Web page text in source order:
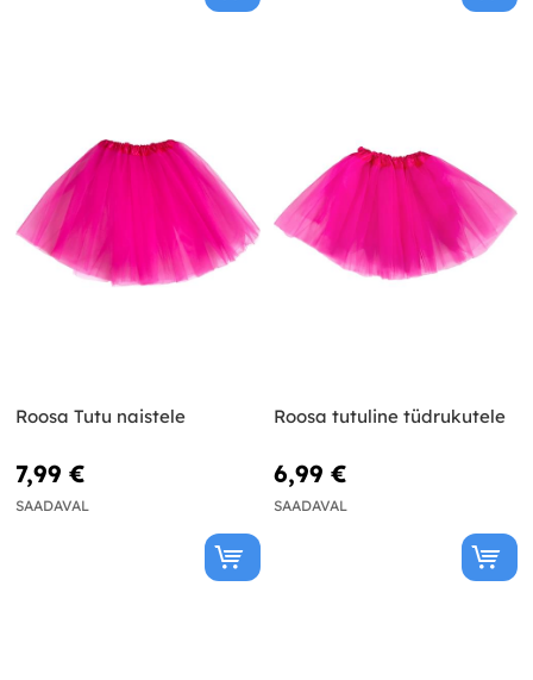
Roosa Tutu naistele
7,99 €
SAADAVAL
Roosa tutuline tüdrukutele
6,99 €
SAADAVAL